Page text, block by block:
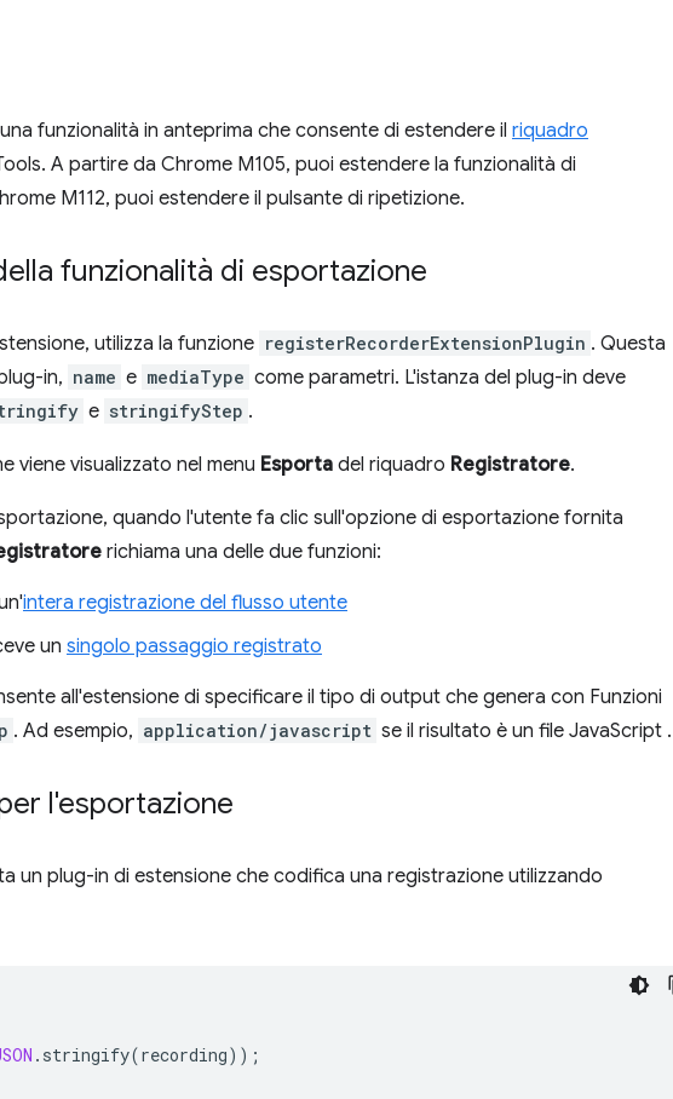
funzionalità in anteprima che consente di estendere il riquadro
A partire da Chrome M105, puoi estendere la funzionalità di
M112, puoi estendere il pulsante di ripetizione.
funzionalità di esportazione
utilizza la funzione registerRecorderExtensionPlugin . Questa
in, name e mediaType come parametri. L'istanza del plug-in deve
e stringifyStep .
viene visualizzato nel menu Esporta del riquadro Registratore.
quando l'utente fa clic sull'opzione di esportazione fornita
richiama una delle due funzioni:
intera registrazione del flusso utente
un singolo passaggio registrato
all'estensione di specificare il tipo di output che genera con Funzioni
. Ad esempio, application/javascript se il risultato è un file JavaScript .
l'esportazione
un plug-in di estensione che codifica una registrazione utilizzando
. stringify(recording));